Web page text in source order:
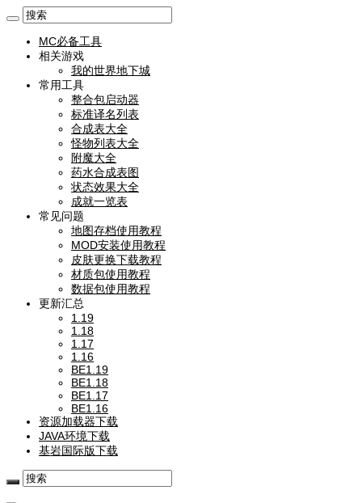
MC必备工具
相关游戏
我的世界地下城
常用工具
整合包启动器
标准译名列表
合成表大全
怪物列表大全
附魔大全
药水合成表图
状态效果大全
成就一览表
常见问题
地图存档使用教程
MOD安装使用教程
皮肤更换下载教程
材质包使用教程
数据包使用教程
更新汇总
1.19
1.18
1.17
1.16
BE1.19
BE1.18
BE1.17
BE1.16
资源加载器下载
JAVA环境下载
基岩国际版下载